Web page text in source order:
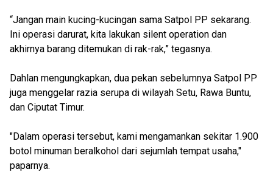
“Jangan main kucing-kucingan sama Satpol PP sekarang.
Ini operasi darurat, kita lakukan silent operation dan
akhirnya barang ditemukan di rak-rak,” tegasnya.
Dahlan mengungkapkan, dua pekan sebelumnya Satpol PP
juga menggelar razia serupa di wilayah Setu, Rawa Buntu,
dan Ciputat Timur.
"Dalam operasi tersebut, kami mengamankan sekitar 1.900
botol minuman beralkohol dari sejumlah tempat usaha,"
paparnya.